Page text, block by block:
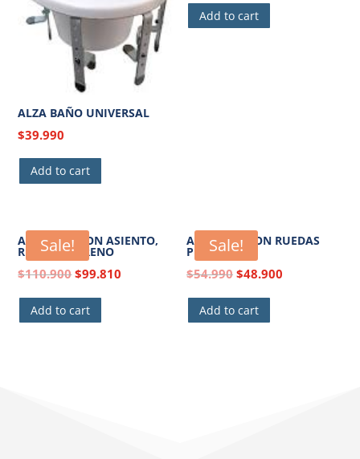
ALZA BAÑO UNIVERSAL
$39.990
Add to cart
Add to cart
Sale!
ANDADOR CON ASIENTO,
RUEDAS Y FRENO
$110.900 $99.810
Add to cart
Sale!
ANDADOR CON RUEDAS
PLEGABLE
$54.990 $48.900
Add to cart